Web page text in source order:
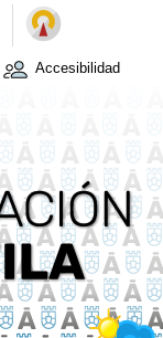
Accesibilidad